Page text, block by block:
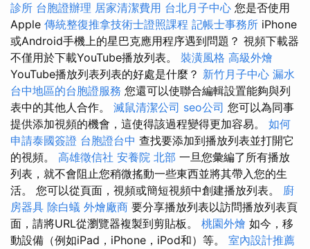
診所 台胞證辦理 居家清潔費用 台北月子中心 您是否使用
Apple 傳統整復推拿技術士證照課程 記帳士事務所 iPhone
或Android手機上的星巴克應用程序遇到問題？ 視頻下載器
不僅用於下載YouTube播放列表。 裝潢風格 高級外燴
YouTube播放列表列表的好處是什麼？ 新竹月子中心 漏水
台中地區的台胞證服務 您還可以使聯合編輯設置能夠與列
表中的其他人合作。 滅鼠清潔公司 seo公司 您可以為同事
提供添加視頻的機會，這使得該過程變得更加容易。 如何
申請泰國簽證 台胞證台中 查找要添加到播放列表並打開它
的視頻。 高雄徵信社 安養院 北部 一旦您彙編了所有播放
列表，就不會阻止您稍微搖動一些東西並將其帶入您的生
活。 您可以從頁面，視頻或簡短視頻中創建播放列表。 廚
房器具 除白蟻 外燴廠商 要分享播放列表以訪問播放列表頁
面，請將URL從瀏覽器複製到剪貼板。 桃園外燴 如今，移
動設備（例如iPad，iPhone，iPod和）等。 室內設計推薦